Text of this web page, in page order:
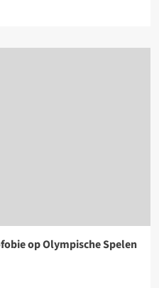
op Olympische Spelen